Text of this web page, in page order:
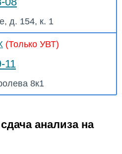
д. 154, к. 1
(Только УВТ)
11
8к1
анализа на